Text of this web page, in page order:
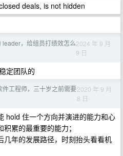
deals, is not hidden
leader，给组员打绩效怎么2024 年 9 月
9 日
定团队的
件工程师，三十岁之前需要2020 年 9 月
8 日
hold 住一个方向并演进的能力和心
累的最重要的能力；
年的发展路径，时刻抬头看看机